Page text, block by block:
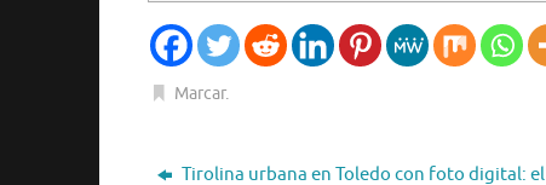
Marcar.
Tirolina urbana en Toledo con foto digital: el